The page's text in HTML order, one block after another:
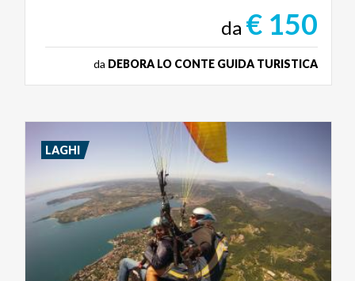
da € 150
da DEBORA LO CONTE GUIDA TURISTICA
LAGHI